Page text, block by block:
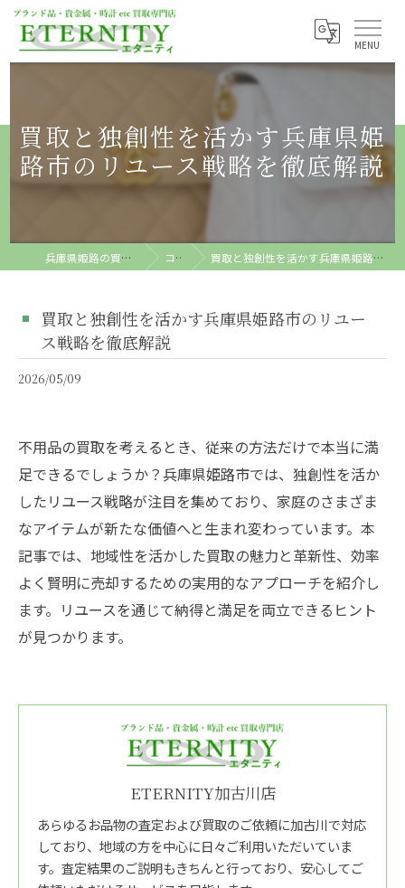
買取と独創性を活かす兵庫県姫
路市のリユース戦略を徹底解説
兵庫県姫路の買取ならETERNITY コラム 買取と独創性を活かす兵庫県姫路市のリユース戦略を徹底解説
買取と独創性を活かす兵庫県姫路市のリユー
ス戦略を徹底解説
2026/05/09
不用品の買取を考えるとき、従来の方法だけで本当に満
足できるでしょうか？兵庫県姫路市では、独創性を活か
したリユース戦略が注目を集めており、家庭のさまざま
なアイテムが新たな価値へと生まれ変わっています。本
記事では、地域性を活かした買取の魅力と革新性、効率
よく賢明に売却するための実用的なアプローチを紹介し
ます。リユースを通じて納得と満足を両立できるヒント
が見つかります。
ETERNITY加古川店
あらゆるお品物の査定および買取のご依頼に加古川で対応
しており、地域の方を中心に日々ご利用いただいていま
す。査定結果のご説明もきちんと行っており、安心してご